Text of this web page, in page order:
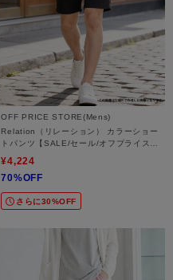
OFF PRICE STORE(Mens)
Relation（リレーション） カラーショー
トパンツ【SALE/セール/オフプライス/
カジュアル】
¥4,224
70%OFF
さらに30%OFF